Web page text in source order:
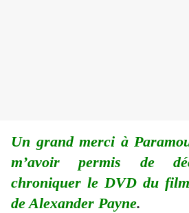
Un grand merci à
m’avoir permis de
chroniquer le DVD du
de Alexander Payne.